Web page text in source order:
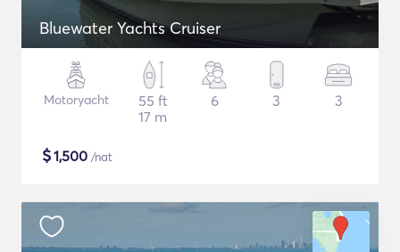
Bluewater Yachts Cruiser
Motoryacht
55 ft
17 m
6 3 3
$1,500 /nat